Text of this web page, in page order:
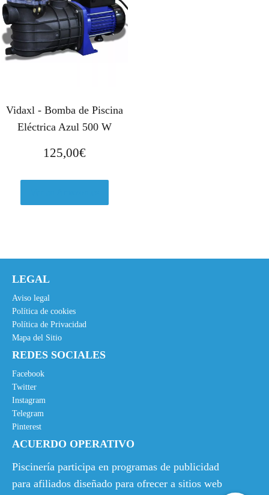
Vidaxl - Bomba de Piscina
Eléctrica Azul 500 W
125,00€
LEGAL
Aviso legal
Política de cookies
Política de Privacidad
Mapa del Sitio
REDES SOCIALES
Facebook
Twitter
Instagram
Telegram
Pinterest
ACUERDO OPERATIVO
Piscinería participa en programas de publicidad
para afiliados diseñado para ofrecer a sitios web